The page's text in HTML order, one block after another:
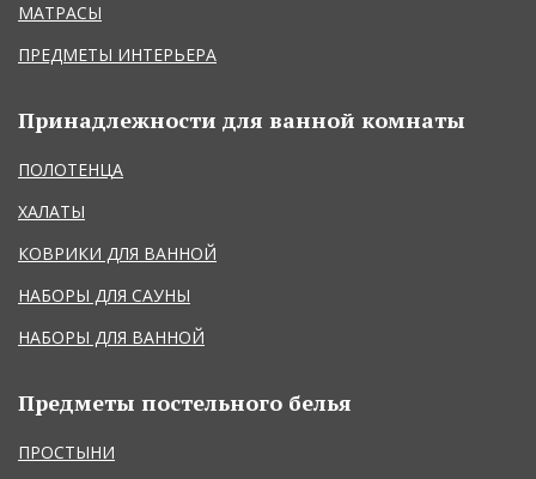
МАТРАСЫ
ПРЕДМЕТЫ ИНТЕРЬЕРА
Принадлежности для ванной комнаты
ПОЛОТЕНЦА
ХАЛАТЫ
КОВРИКИ ДЛЯ ВАННОЙ
НАБОРЫ ДЛЯ САУНЫ
НАБОРЫ ДЛЯ ВАННОЙ
Предметы постельного белья
ПРОСТЫНИ